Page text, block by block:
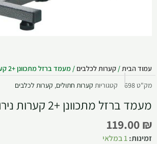
עמוד הבית/ קערות לכלבים / מעמד ברזל מתכוונן +2 קערות נירוסטה21 ס"מ
מק"ט698 קטגוריות קערות חתולים, קערות לכלבים
מעמד ברזל מתכוונן +2 קערות נירוסטה21 ס"מ
119.00₪
זמינות: 1 במלאי